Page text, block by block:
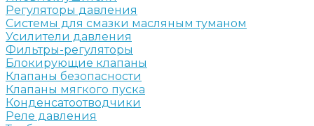
Регуляторы давления
Системы для смазки масляным туманом
Усилители давления
Фильтры-регуляторы
Блокирующие клапаны
Клапаны безопасности
Клапаны мягкого пуска
Конденсатоотводчики
Реле давления